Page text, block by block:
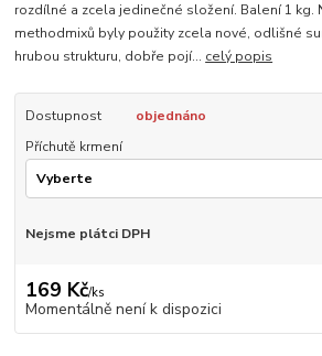
rozdílné a zcela jedinečné složení. Balení 1 kg.
methodmixů byly použity zcela nové, odlišné
hrubou strukturu, dobře pojí... celý popis
Dostupnost
objednáno
Příchutě krmení
Nejsme plátci DPH
169 Kč/ks
Momentálně není k dispozici